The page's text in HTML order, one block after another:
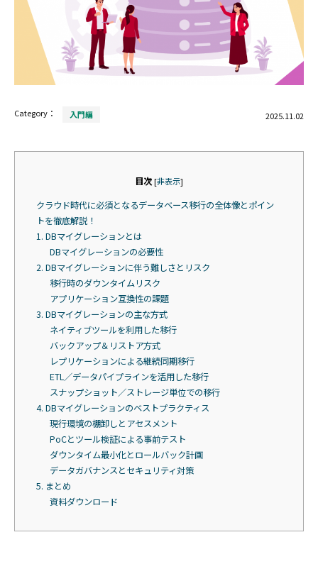
Category： 入門編 2025.11.02
目次[非表示]
クラウド時代に必須となるデータベース移行の全体像とポイン
トを徹底解説！
1. DBマイグレーションとは
DBマイグレーションの必要性
2. DBマイグレーションに伴う難しさとリスク
移行時のダウンタイムリスク
アプリケーション互換性の課題
3. DBマイグレーションの主な方式
ネイティブツールを利用した移行
バックアップ＆リストア方式
レプリケーションによる継続同期移行
ETL／データパイプラインを活用した移行
スナップショット／ストレージ単位での移行
4. DBマイグレーションのベストプラクティス
現行環境の棚卸しとアセスメント
PoCとツール検証による事前テスト
ダウンタイム最小化とロールバック計画
データガバナンスとセキュリティ対策
5. まとめ
資料ダウンロード